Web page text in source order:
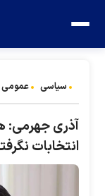
سیاسی عمومی
آذری جهرمی:
انتخابات